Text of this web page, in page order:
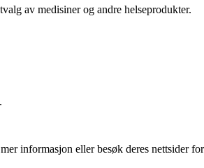
av medisiner og andre helseprodukter.
informasjon eller besøk deres nettsider for